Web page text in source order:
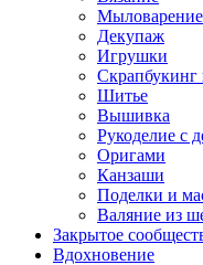
Мыловарение
Декупаж
Игрушки
Скрапбукинг
Шитье
Вышивка
Рукоделие с
Оригами
Канзаши
Поделки и
Валяние из
Закрытое
Вдохновение